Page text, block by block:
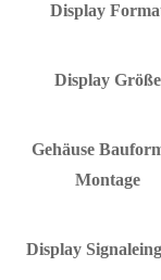
Display
Display Größe
Gehäuse
Montage
Display